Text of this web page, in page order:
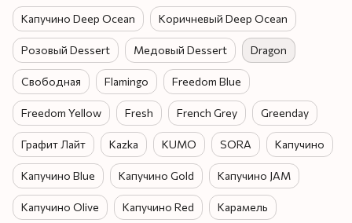
Капучино Deep Ocean Коричневый Deep Ocean
Розовый Dessert Медовый Dessert Dragon
Свободная Flamingo Freedom Blue
Freedom Yellow Fresh French Grey Greenday
Графит Лайт Kazka KUMO SORA Капучино
Капучино Blue Капучино Gold Капучино JAM
Капучино Olive Капучино Red Карамель